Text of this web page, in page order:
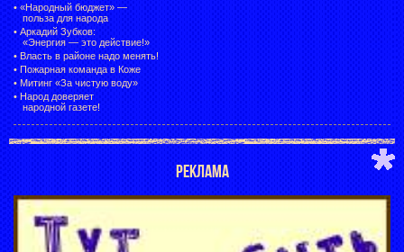
• «Народный бюджет» —
польза для народа
• Аркадий Зубков:
«Энергия — это действие!»
• Власть в районе надо менять!
• Пожарная команда в Коже
• Митинг «За чистую воду»
• Народ доверяет
народной газете!
РЕКЛАМА